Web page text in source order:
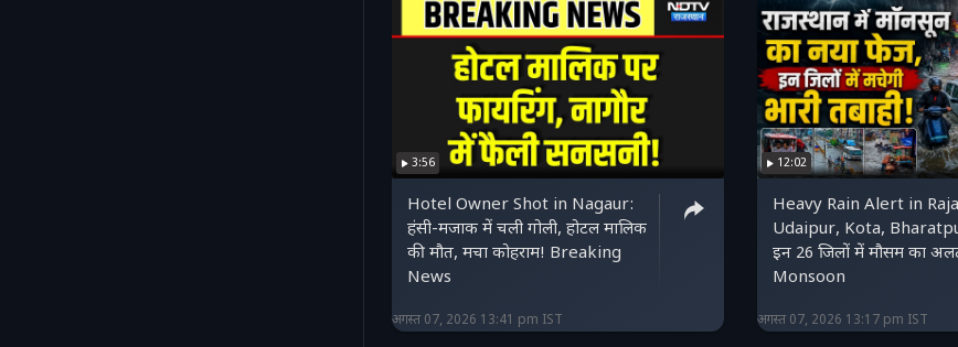
3:56
Hotel Owner Shot in Nagaur:
हंसी-मजाक में चली गोली, होटल मालिक
की मौत, मचा कोहराम! Breaking
News
अगस्त 07, 2026 13:41 pm IST
12:02
Heavy Rain Alert in
Udaipur, Kota,
इन 26 जिलों में मौसम का
Monsoon
अगस्त 07, 2026 13:17 pm IST